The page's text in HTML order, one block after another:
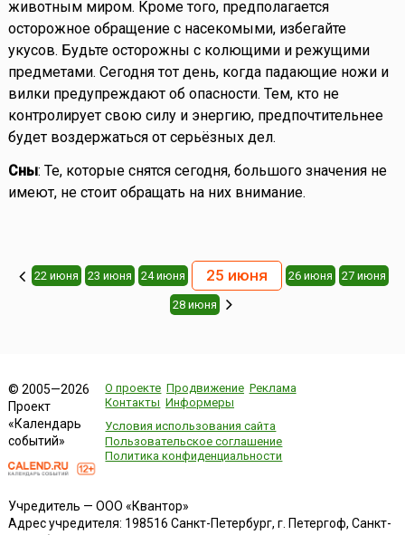
животным миром. Кроме того, предполагается
осторожное обращение с насекомыми, избегайте
укусов. Будьте осторожны с колющими и режущими
предметами. Сегодня тот день, когда падающие ножи и
вилки предупреждают об опасности. Тем, кто не
контролирует свою силу и энергию, предпочтительнее
будет воздержаться от серьёзных дел.
Сны: Те, которые снятся сегодня, большого значения не
имеют, не стоит обращать на них внимание.
22 июня 23 июня 24 июня 25 июня 26 июня 27 июня
28 июня
© 2005—2026
Проект
«Календарь
событий»
О проекте Продвижение Реклама
Контакты Информеры
Условия использования сайта
Пользовательское соглашение
Политика конфиденциальности
Учредитель — ООО «Квантор»
Адрес учредителя: 198516 Санкт-Петербург, г. Петергоф, Санкт-